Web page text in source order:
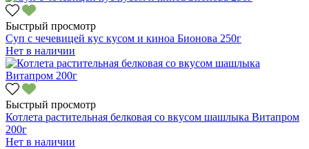
Быстрый просмотр
Суп с чечевицей кус кусом и киноа Бионова 250г
Нет в наличии
Быстрый просмотр
Котлета растительная белковая со вкусом шашлыка Витапром
200г
Нет в наличии